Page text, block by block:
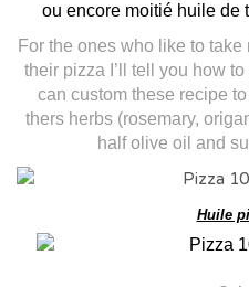
ou encore moitié huile de
For the ones who like to
their pizza I’ll tell you how
can custom these recipe
thers herbs (rosemary,
half olive oil and
Huile